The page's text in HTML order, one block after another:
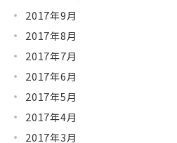
2017年9月
2017年8月
2017年7月
2017年6月
2017年5月
2017年4月
2017年3月